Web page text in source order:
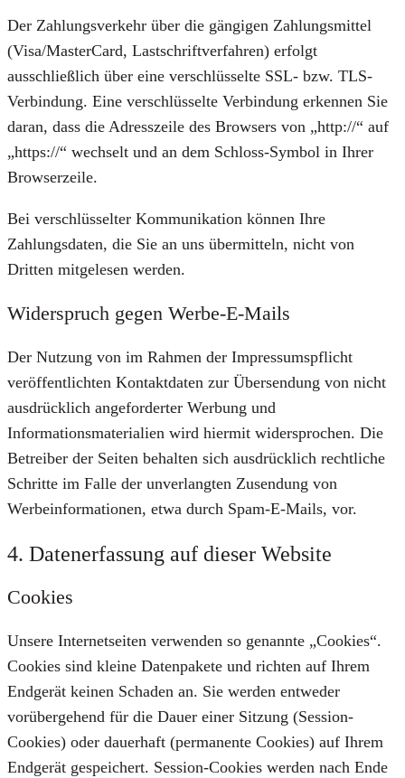
Der Zahlungsverkehr über die gängigen Zahlungsmittel
(Visa/MasterCard, Lastschriftverfahren) erfolgt
ausschließlich über eine verschlüsselte SSL- bzw. TLS-
Verbindung. Eine verschlüsselte Verbindung erkennen Sie
daran, dass die Adresszeile des Browsers von „http://“ auf
„https://“ wechselt und an dem Schloss-Symbol in Ihrer
Browserzeile.
Bei verschlüsselter Kommunikation können Ihre
Zahlungsdaten, die Sie an uns übermitteln, nicht von
Dritten mitgelesen werden.
Widerspruch gegen Werbe-E-Mails
Der Nutzung von im Rahmen der Impressumspflicht
veröffentlichten Kontaktdaten zur Übersendung von nicht
ausdrücklich angeforderter Werbung und
Informationsmaterialien wird hiermit widersprochen. Die
Betreiber der Seiten behalten sich ausdrücklich rechtliche
Schritte im Falle der unverlangten Zusendung von
Werbeinformationen, etwa durch Spam-E-Mails, vor.
4. Datenerfassung auf dieser Website
Cookies
Unsere Internetseiten verwenden so genannte „Cookies“.
Cookies sind kleine Datenpakete und richten auf Ihrem
Endgerät keinen Schaden an. Sie werden entweder
vorübergehend für die Dauer einer Sitzung (Session-
Cookies) oder dauerhaft (permanente Cookies) auf Ihrem
Endgerät gespeichert. Session-Cookies werden nach Ende